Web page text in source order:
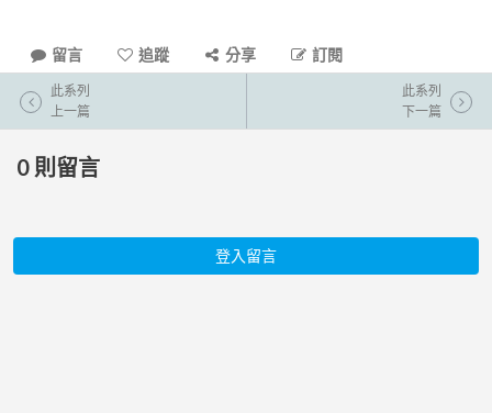
留言 追蹤 分享 訂閱
此系列
上一篇
此系列
下一篇
0 則留言
登入留言